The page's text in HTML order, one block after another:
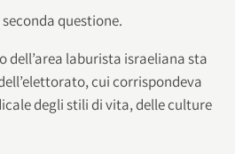
questione.
dell’area laburista israeliana sta
cui corrispondeva
degli stili di vita, delle culture